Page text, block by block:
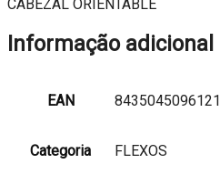
CABEZAL ORIENTABLE
Informação adicional
EAN 8435045096121
Categoria FLEXOS